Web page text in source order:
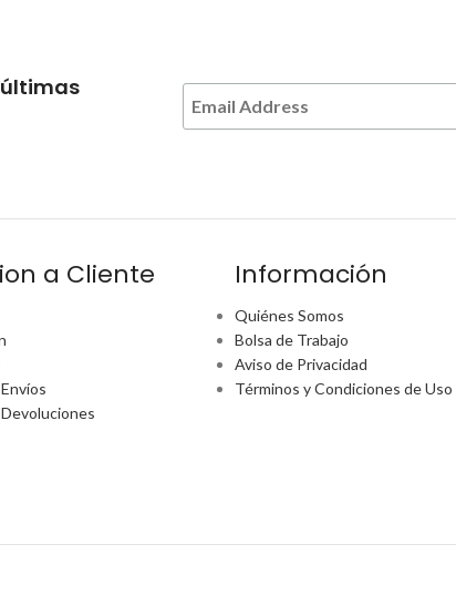
a Cliente Información
Quiénes Somos
Bolsa de Trabajo
Aviso de Privacidad
Términos y Condiciones de Uso